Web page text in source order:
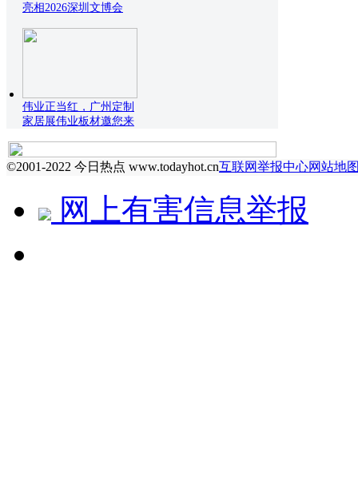
亮相2026深圳文博会
伟业正当红，广州定制
家居展伟业板材邀您来
©2001-2022 今日热点 www.todayhot.cn互联网举报中心网站地
网上有害信息举报